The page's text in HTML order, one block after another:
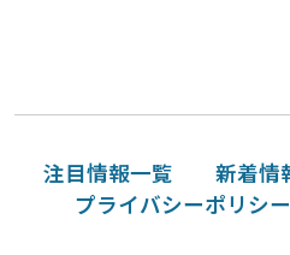
注目情報一覧 新着情
プライバシーポリシー